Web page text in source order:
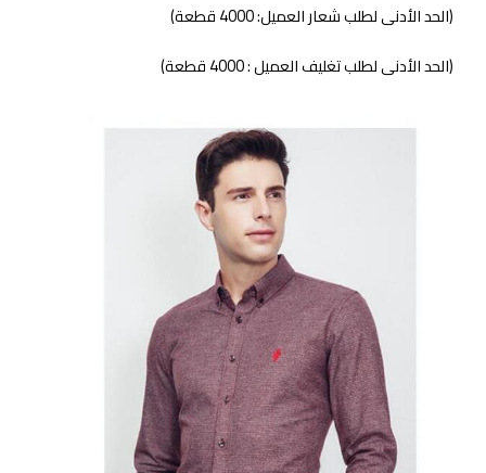
(الحد الأدنى لطلب شعار العميل: 4000 قطعة)
(الحد الأدنى لطلب تغليف العميل : 4000 قطعة)